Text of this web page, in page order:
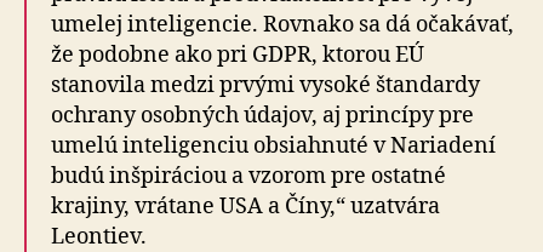
umelej inteligencie. Rovnako sa dá očakávať,
že podobne ako pri GDPR, ktorou EÚ
stanovila medzi prvými vysoké štandardy
ochrany osobných údajov, aj princípy pre
umelú inteligenciu obsiahnuté v Nariadení
budú inšpiráciou a vzorom pre ostatné
krajiny, vrátane USA a Číny,“ uzatvára
Leontiev.